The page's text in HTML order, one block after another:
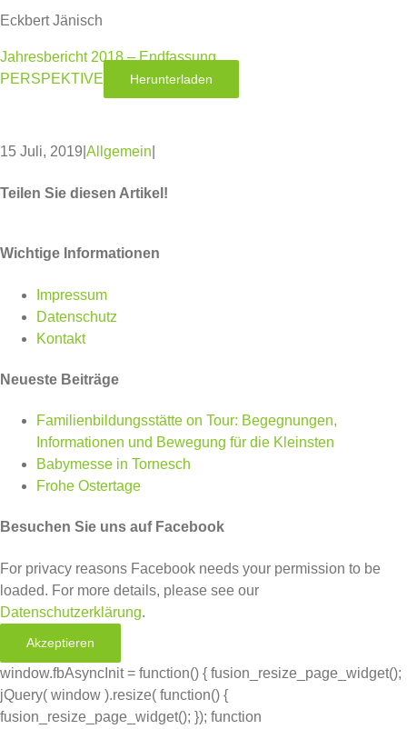
Eckbert Jänisch
Jahresbericht 2018 – Endfassung
PERSPEKTIVE
Herunterladen
15 Juli, 2019 Allgemein
Teilen Sie diesen Artikel!
Wichtige Informationen
Impressum
Datenschutz
Kontakt
Neueste Beiträge
Familienbildungsstätte on Tour: Begegnungen,
Informationen und Bewegung für die Kleinsten
Babymesse in Tornesch
Frohe Ostertage
Besuchen Sie uns auf Facebook
For privacy reasons Facebook needs your permission to be
loaded. For more details, please see our
Datenschutzerklärung.
Akzeptieren
window.fbAsyncInit = function() { fusion_resize_page_widget();
jQuery( window ).resize( function() {
fusion_resize_page_widget(); }); function